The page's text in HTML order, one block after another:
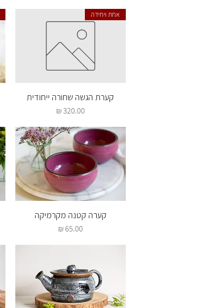
תצוגה מהירה
אחת ויחידה
קערת הגשה שחורה ייחודית
מחיר
תצוגה מהירה
קערה קטנה מקרמיקה
מחיר